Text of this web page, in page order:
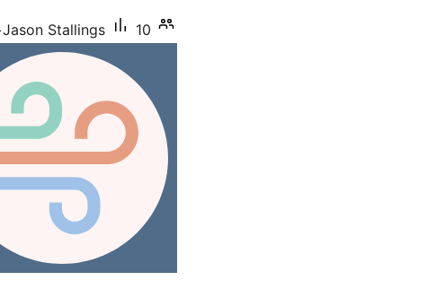
Jason Stallings 10+ تنصيب نشط